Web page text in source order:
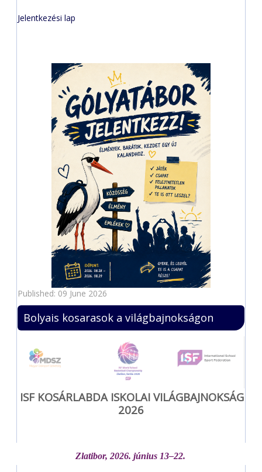
Jelentkezési lap
Published: 09 June 2026
Bolyais kosarasok a világbajnokságon
ISF KOSÁRLABDA ISKOLAI VILÁGBAJNOKSÁG
2026
Zlatibor, 2026. június 13–22.